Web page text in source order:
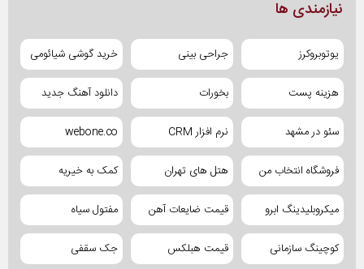
نیازمندی ها
یوتوبروکرز جراحی بینی خرید گوشی شیائومی
هزینه پست بخورات دانلود آهنگ جدید
سئو در مشهد نرم افزار CRM webone.co
فروشگاه انتخاب من هتل های تهران کمک به خیریه
میکروبلیدینگ ابرو قیمت ضایعات آهن مفتول سیاه
کوچینگ سازمانی قیمت هبلکس جک سقفی